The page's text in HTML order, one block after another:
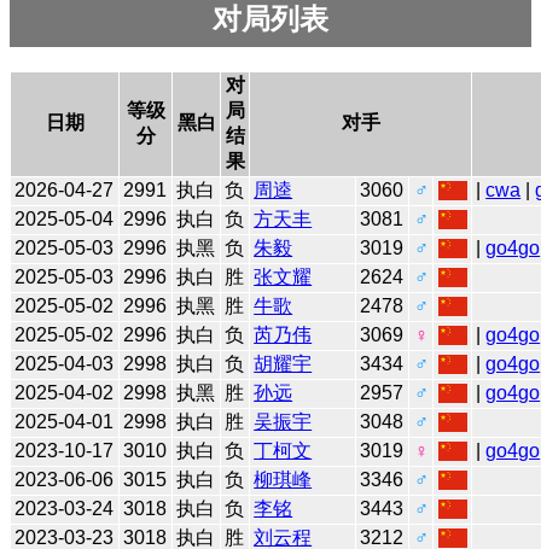
对局列表
日期
等级
分
黑白
对
局
结
果
对手
2026-04-27 2991 执白 负 周逵 3060 ♂ |cwa |
2025-05-04 2996 执白 负 方天丰 3081
♂
2025-05-03 2996 执黑 负 朱毅 3019 ♂ |go4go
2025-05-03 2996 执白 胜 张文耀 2624
♂
2025-05-02 2996 执黑 胜 牛歌 2478
♂
2025-05-02 2996 执白 负 芮乃伟 3069 ♀ |go4go
2025-04-03 2998 执白 负 胡耀宇 3434 ♂ |go4go
2025-04-02 2998 执黑 胜 孙远 2957 ♂ |go4go
2025-04-01 2998 执白 胜 吴振宇 3048
♂
2023-10-17 3010 执白 负 丁柯文 3019 ♀ |go4go
2023-06-06 3015 执白 负 柳琪峰 3346
♂
2023-03-24 3018 执白 负 李铭 3443
♂
2023-03-23 3018 执白 胜 刘云程 3212
♂